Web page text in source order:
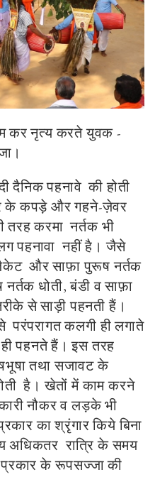
कर नृत्य करते युवक -
दैनिक पहनावे की होती
के कपड़े और गहने-ज़ेवर
तरह करमा नर्तक भी
पहनावा नहीं है। जैसे
और साफ़ा पुरूष नर्तक
धोती, बंडी व साफ़ा
से साड़ी पहनती हैं।
कलगी ही लगाते
ही पहनते हैं। इस तरह
तथा सजावट के
है। खेतों में काम करने
नौकर व लड़के भी
का श्रृंगार किये बिना
अधिकतर रात्रि के समय
प्रकार के रूपसज्जा की